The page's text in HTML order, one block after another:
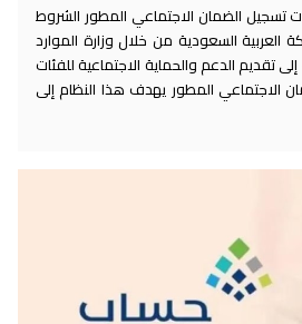
تسجيل الضمان الاجتماعي المطور الشروط
السعودية من خلال وزارة الموارد
إلى تقديم الدعم والحماية الاجتماعية للفئات
الاجتماعي المطور يهدف هذا النظام إلى